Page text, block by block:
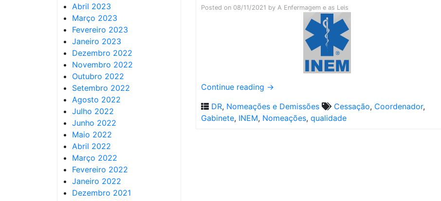
Abril 2023
Março 2023
Fevereiro 2023
Janeiro 2023
Dezembro 2022
Novembro 2022
Outubro 2022
Setembro 2022
Agosto 2022
Julho 2022
Junho 2022
Maio 2022
Abril 2022
Março 2022
Fevereiro 2022
Janeiro 2022
Dezembro 2021
Posted on 08/11/2021 by A Enfermagem e as Leis
Continue reading →
DR, Nomeações e Demissões Cessação, Coordenador,
Gabinete, INEM, Nomeações, qualidade